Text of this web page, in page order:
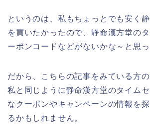
というのは、私もちょっとでも安く
を買いたかったので、静命漢方堂の
ーポンコードなどがないかな～と思っ
だから、こちらの記事をみている方
私と同じように静命漢方堂のタイム
なクーポンやキャンペーンの情報を
るかもしれません。